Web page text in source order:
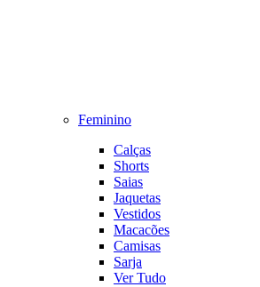
Feminino
Calças
Shorts
Saias
Jaquetas
Vestidos
Macacões
Camisas
Sarja
Ver Tudo